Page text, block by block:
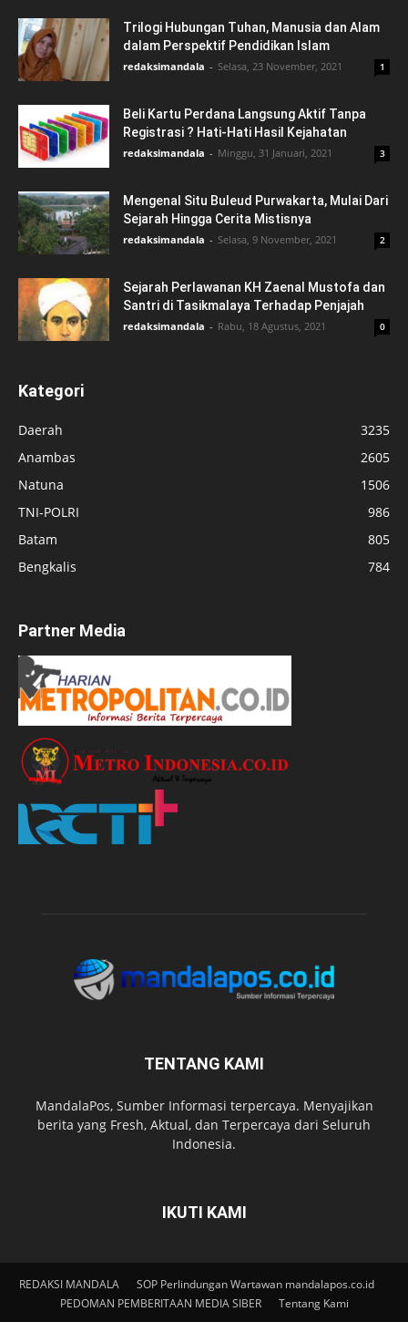
Trilogi Hubungan Tuhan, Manusia dan Alam
dalam Perspektif Pendidikan Islam
redaksimandala - Selasa, 23 November, 2021 1
Beli Kartu Perdana Langsung Aktif Tanpa
Registrasi ? Hati-Hati Hasil Kejahatan
redaksimandala - Minggu, 31 Januari, 2021 3
Mengenal Situ Buleud Purwakarta, Mulai Dari
Sejarah Hingga Cerita Mistisnya
redaksimandala - Selasa, 9 November, 2021 2
Sejarah Perlawanan KH Zaenal Mustofa dan
Santri di Tasikmalaya Terhadap Penjajah
redaksimandala - Rabu, 18 Agustus, 2021 0
Kategori
Daerah
3235
Anambas
2605
Natuna
1506
TNI-POLRI
986
Batam
805
Bengkalis
784
Partner Media
TENTANG KAMI
MandalaPos, Sumber Informasi terpercaya. Menyajikan
berita yang Fresh, Aktual, dan Terpercaya dari Seluruh
Indonesia.
IKUTI KAMI
REDAKSI MANDALA
SOP Perlindungan Wartawan mandalapos.co.id
PEDOMAN PEMBERITAAN MEDIA SIBER
Tentang Kami